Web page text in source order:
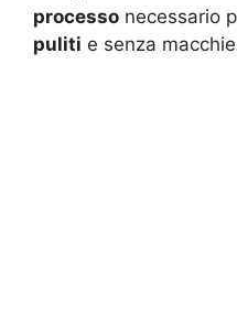
processo necessario
puliti e senza